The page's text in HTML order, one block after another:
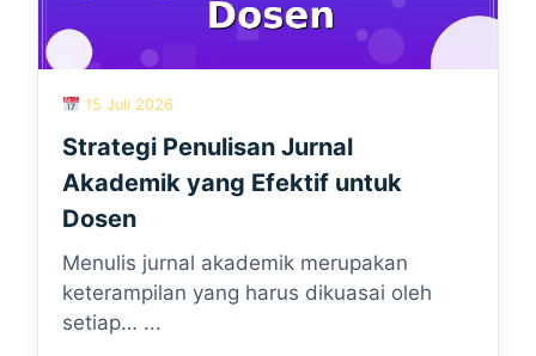
15 Juli 2026
Strategi Penulisan Jurnal
Akademik yang Efektif untuk
Dosen
Menulis jurnal akademik merupakan
keterampilan yang harus dikuasai oleh
setiap… ...